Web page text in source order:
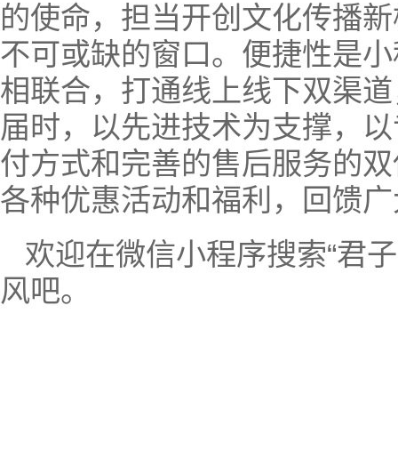
的使命，担当开创文化传播
不可或缺的窗口。便捷性是
相联合，打通线上线下双渠
届时，以先进技术为支撑，
付方式和完善的售后服务的
各种优惠活动和福利，回馈
欢迎在微信小程序搜索“君
风吧。